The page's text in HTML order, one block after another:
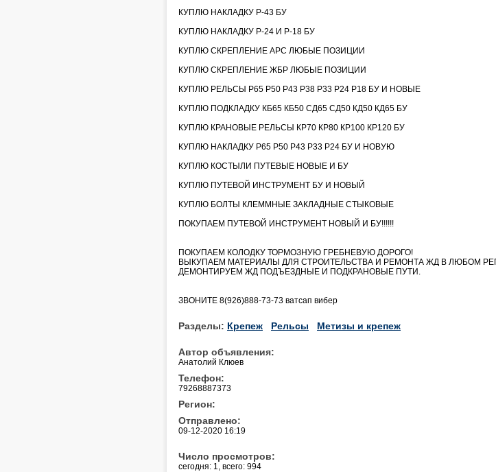
КУПЛЮ НАКЛАДКУ Р-43 БУ
КУПЛЮ НАКЛАДКУ Р-24 И Р-18 БУ
КУПЛЮ СКРЕПЛЕНИЕ АРС ЛЮБЫЕ ПОЗИЦИИ
КУПЛЮ СКРЕПЛЕНИЕ ЖБР ЛЮБЫЕ ПОЗИЦИИ
КУПЛЮ РЕЛЬСЫ Р65 Р50 Р43 Р38 Р33 Р24 Р18 БУ И НОВЫЕ
КУПЛЮ ПОДКЛАДКУ КБ65 КБ50 СД65 СД50 КД50 КД65 БУ
КУПЛЮ КРАНОВЫЕ РЕЛЬСЫ КР70 КР80 КР100 КР120 БУ
КУПЛЮ НАКЛАДКУ Р65 Р50 Р43 Р33 Р24 БУ И НОВУЮ
КУПЛЮ КОСТЫЛИ ПУТЕВЫЕ НОВЫЕ И БУ
КУПЛЮ ПУТЕВОЙ ИНСТРУМЕНТ БУ И НОВЫЙ
КУПЛЮ БОЛТЫ КЛЕММНЫЕ ЗАКЛАДНЫЕ СТЫКОВЫЕ
ПОКУПАЕМ ПУТЕВОЙ ИНСТРУМЕНТ НОВЫЙ И БУ!!!!!!
ПОКУПАЕМ КОЛОДКУ ТОРМОЗНУЮ ГРЕБНЕВУЮ ДОРОГО!
ВЫКУПАЕМ МАТЕРИАЛЫ ДЛЯ СТРОИТЕЛЬСТВА И РЕМОНТА ЖД В ЛЮБОМ
ДЕМОНТИРУЕМ ЖД ПОДЪЕЗДНЫЕ И ПОДКРАНОВЫЕ ПУТИ.
ЗВОНИТЕ 8(926)888-73-73 ватсап вибер
Разделы: Крепеж Рельсы Метизы и крепеж
Автор объявления:
Анатолий Клюев
Телефон:
79268887373
Регион:
Отправлено:
09-12-2020 16:19
Число просмотров:
сегодня: 1, всего: 994